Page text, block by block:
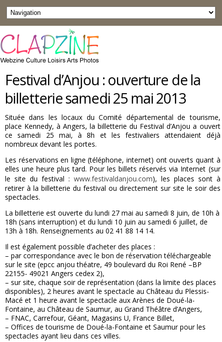
Festival d’Anjou : ouverture de la
billetterie samedi 25 mai 2013
Située dans les locaux du Comité départemental de tourisme,
place Kennedy, à Angers, la billetterie du Festival d’Anjou a ouvert
ce samedi 25 mai, à 8h et les festivaliers attendaient déjà
nombreux devant les portes.
Les réservations en ligne (téléphone, internet) ont ouverts quant à
elles une heure plus tard. Pour les billets réservés via Internet (sur
le site du festival : www.festivaldanjou.com), les places sont à
retirer à la billetterie du festival ou directement sur site le soir des
spectacles.
La billetterie est ouverte du lundi 27 mai au samedi 8 juin, de 10h à
18h (sans interruption) et du lundi 10 juin au samedi 6 juillet, de
13h à 18h. Renseignements au 02 41 88 14 14.
Il est également possible d’acheter des places :
– par correspondance avec le bon de réservation téléchargeable
sur le site (epcc anjou théatre, 49 boulevard du Roi René –BP
22155- 49021 Angers cedex 2),
– sur site, chaque soir de représentation (dans la limite des places
disponibles), 2 heures avant le spectacle au Château du Plessis-
Macé et 1 heure avant le spectacle aux Arènes de Doué-la-
Fontaine, au Château de Saumur, au Grand Théâtre d’Angers,
– FNAC, Carrefour, Géant, Magasins U, France Billet,
– Offices de tourisme de Doué-la-Fontaine et Saumur pour les
spectacles ayant lieu dans ces villes.